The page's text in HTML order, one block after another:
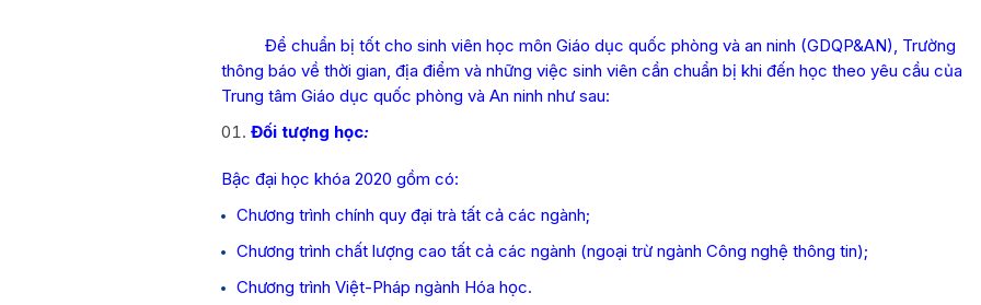
Để chuẩn bị tốt cho sinh viên học môn Giáo dục quốc phòng và an ninh (GDQP&AN), Trường
thông báo về thời gian, địa điểm và những việc sinh viên cần chuẩn bị khi đến học theo yêu cầu của
Trung tâm Giáo dục quốc phòng và An ninh như sau:
Đối tượng học:
Bậc đại học khóa 2020 gồm có:
Chương trình chính quy đại trà tất cả các ngành;
Chương trình chất lượng cao tất cả các ngành (ngoại trừ ngành Công nghệ thông tin);
Chương trình Việt-Pháp ngành Hóa học.